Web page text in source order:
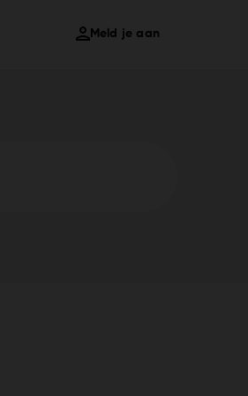
Meld je aan